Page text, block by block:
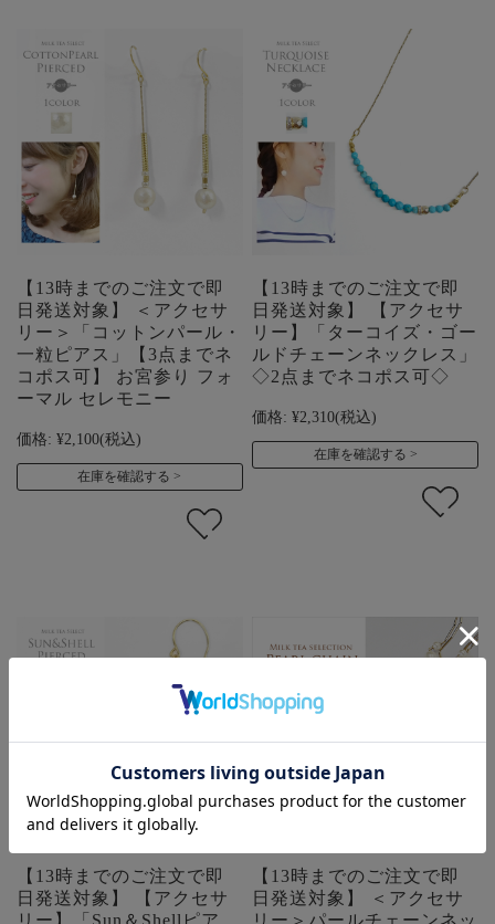
【13時までのご注文で即
日発送対象】 ＜アクセサ
リー＞「コットンパール・
一粒ピアス」【3点までネ
コポス可】 お宮参り フォ
ーマル セレモニー
価格: ¥2,100(税込)
在庫を確認する
【13時までのご注文で即
日発送対象】 【アクセサ
リー】「ターコイズ・ゴー
ルドチェーンネックレス」
◇2点までネコポス可◇
価格: ¥2,310(税込)
在庫を確認する
【13時までのご注文で即
日発送対象】 【アクセサ
リー】「Sun＆Shellピア
【13時までのご注文で即
日発送対象】 ＜アクセサ
リー＞パールチェーンネッ